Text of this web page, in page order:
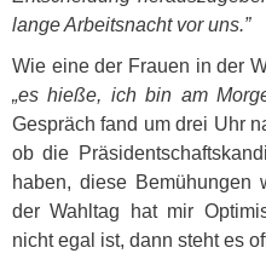
lange Arbeitsnacht vor uns.”
Wie eine der Frauen in der
„es hieße, ich bin am
Gespräch fand um drei Uhr
ob die
haben, diese Bemühungen
der Wahltag hat mir
nicht egal ist, dann steht es